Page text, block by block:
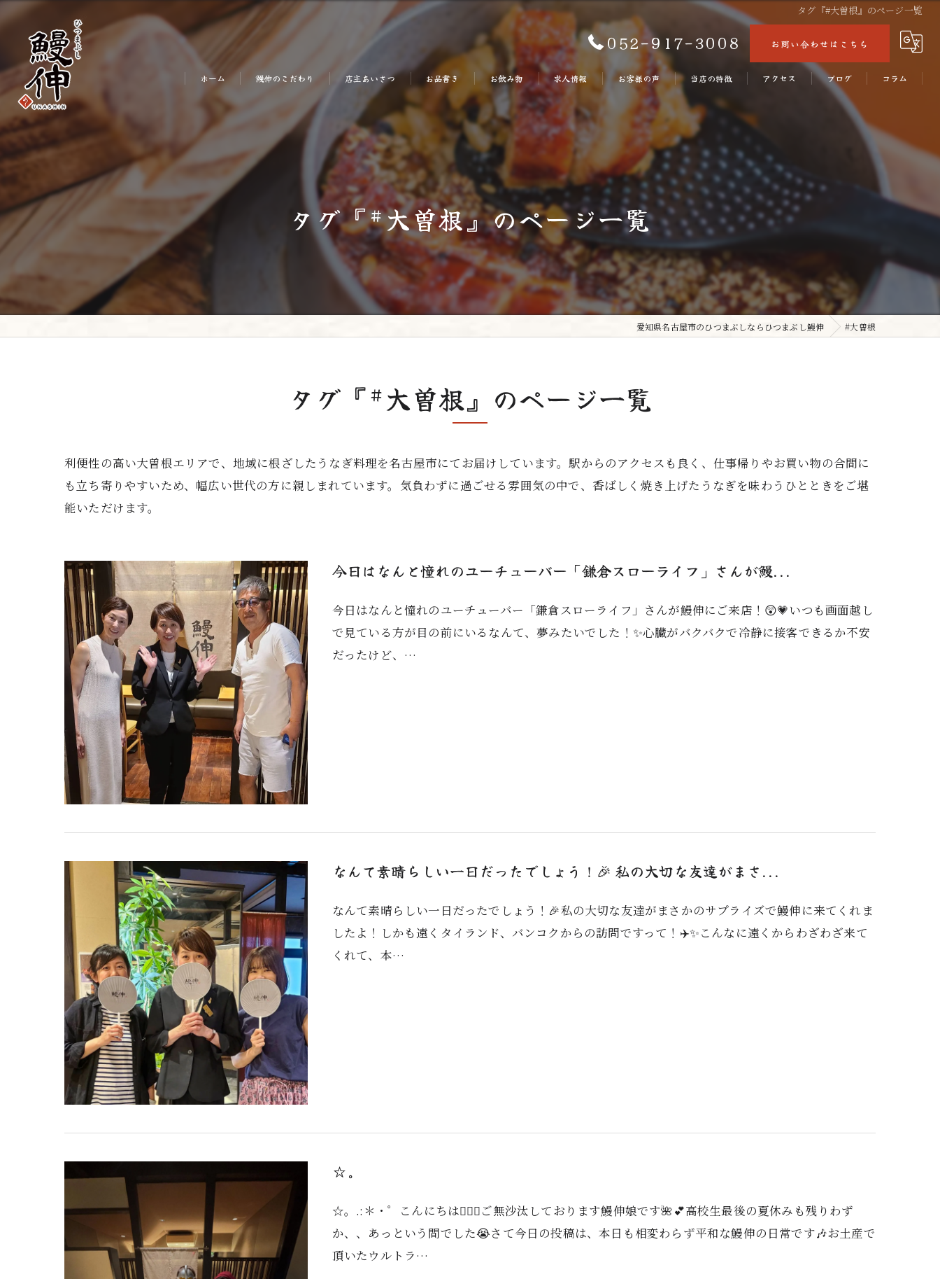
タグ『#大曽根』のページ一覧
052-917-3008 お問い合わせはこちら
ホーム 鰻伸のこだわり 店主あいさつ お品書き お飲み物 求人情報 お客様の声 当店の特徴
うなぎ
うな丼
ランチ
ディナー
テイクアウト
アクセス ブログ コラム
タグ『#大曽根』のページ一覧
愛知県名古屋市のひつまぶしならひつまぶし鰻伸 #大曽根
タグ『#大曽根』のページ一覧
利便性の高い大曽根エリアで、地域に根ざしたうなぎ料理を名古屋市にてお届けしています。駅からのアクセスも良く、仕事帰りやお買い物の合間に
も立ち寄りやすいため、幅広い世代の方に親しまれています。気負わずに過ごせる雰囲気の中で、香ばしく焼き上げたうなぎを味わうひとときをご堪
能いただけます。
今日はなんと憧れのユーチューバー「鎌倉スローライフ」さんが鰻...
今日はなんと憧れのユーチューバー「鎌倉スローライフ」さんが鰻伸にご来店！😲💗いつも画面越し
で見ている方が目の前にいるなんて、夢みたいでした！✨心臓がバクバクで冷静に接客できるか不安
だったけど、…
なんて素晴らしい一日だったでしょう！🎉 私の大切な友達がまさ...
なんて素晴らしい一日だったでしょう！🎉私の大切な友達がまさかのサプライズで鰻伸に来てくれま
したよ！しかも遠くタイランド、バンコクからの訪問ですって！✈️✨こんなに遠くからわざわざ来て
くれて、本…
☆。
☆。.:＊・゜こんにちは🙋🏻‍♀️ご無沙汰しております鰻伸娘です🌺💕高校生最後の夏休みも残りわず
か、、あっという間でした😭さて今日の投稿は、本日も相変わらず平和な鰻伸の日常です🎶お土産で
頂いたウルトラ…